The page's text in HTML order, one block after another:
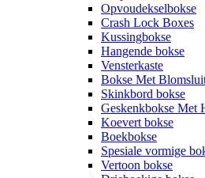
Opvoudekselbokse
Crash Lock Boxes
Kussingbokse
Hangende bokse
Vensterkaste
Bokse Met
Skinkbord bokse
Geskenkbokse Met
Koevert bokse
Boekbokse
Spesiale vormige
Vertoon bokse